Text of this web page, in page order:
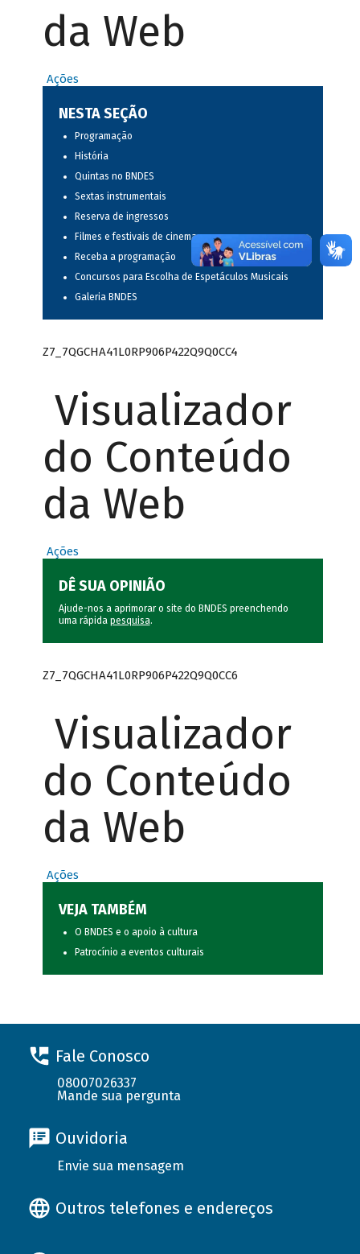
da Web
Ações
NESTA SEÇÃO
Programação
História
Quintas no BNDES
Sextas instrumentais
Reserva de ingressos
Filmes e festivais de cinema
Receba a programação
Concursos para Escolha de Espetáculos Musicais
Galeria BNDES
Z7_7QGCHA41L0RP906P422Q9Q0CC4
Visualizador
do Conteúdo
da Web
Ações
DÊ SUA OPINIÃO
Ajude-nos a aprimorar o site do BNDES preenchendo
uma rápida pesquisa.
Z7_7QGCHA41L0RP906P422Q9Q0CC6
Visualizador
do Conteúdo
da Web
Ações
VEJA TAMBÉM
O BNDES e o apoio à cultura
Patrocínio a eventos culturais
Fale Conosco
08007026337
Mande sua pergunta
Ouvidoria
Envie sua mensagem
Outros telefones e endereços